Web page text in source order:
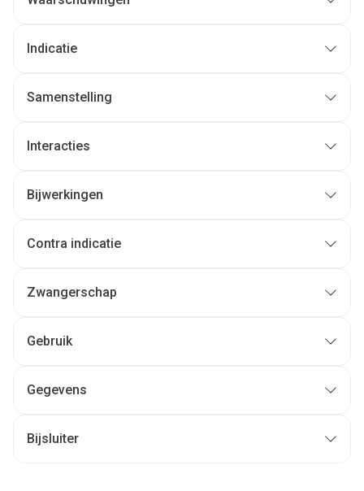
Indicatie
Samenstelling
Interacties
Bijwerkingen
Contra indicatie
Zwangerschap
Gebruik
Gegevens
Bijsluiter